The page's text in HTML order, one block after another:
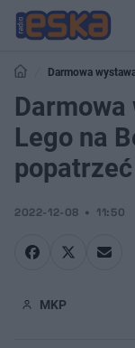
Darmowa
Lego na
popatrzeć
2022-12-08 11:50
MKP